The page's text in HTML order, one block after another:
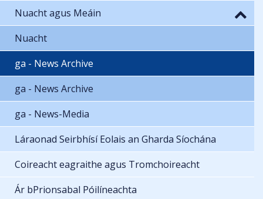
Nuacht agus Meáin
Nuacht
ga - News Archive
ga - News Archive
ga - News-Media
Láraonad Seirbhísí Eolais an Gharda Síochána
Coireacht eagraithe agus Tromchoireacht
Ár bPrionsabal Póilíneachta